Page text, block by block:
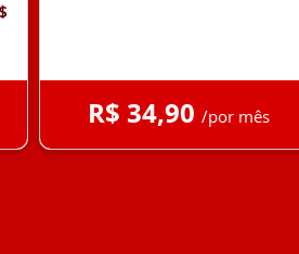
R$ 34,90 /por mês